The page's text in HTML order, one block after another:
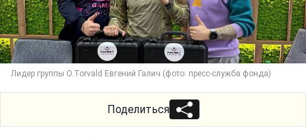
Лидер группы O.Torvald Евгений Галич (фото: пресс-служба фонда)
Поделиться